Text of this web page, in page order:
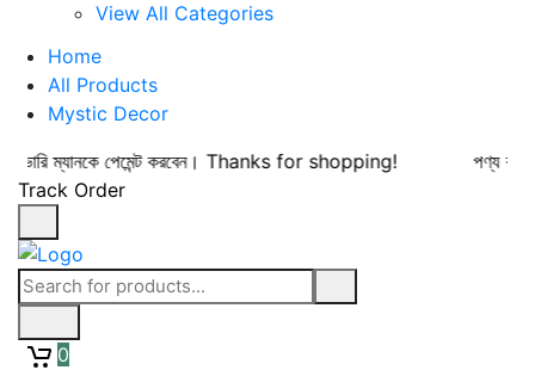
View All Categories
Home
All Products
Mystic Decor
ম্যানকে পেমেন্ট করবেন। Thanks for shopping!
পণ্য বুঝে
Track Order
0